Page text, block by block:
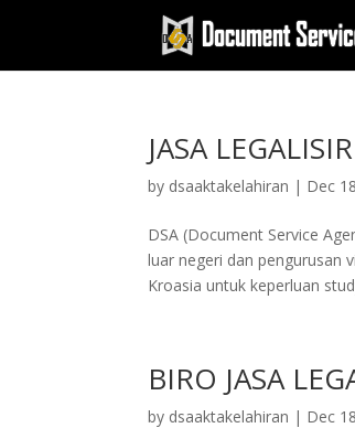
JASA
by dsaaktakelahiran | Dec
DSA (Document Service
luar negeri dan pengurusan
Kroasia untuk keperluan
BIRO JASA
by dsaaktakelahiran | Dec